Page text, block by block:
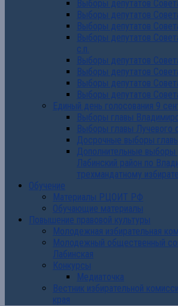
Выборы депутатов
Выборы депутатов
Выборы депутатов
Выборы депутатов
с.п.
Выборы депутатов
Выборы депутатов
Выборы депутатов
Выборы депутатов
Единый день голосования 9
Выборы главы
Выборы главы Лучевого
Досрочные выборы
Дополнительные
Лабинский район по
трехмандатному
Обучение
Материалы РЦОИТ РФ
Обучающие материалы
Повышение правовой культуры
Молодежная избирательная
Молодежный общественный
Лабинская
Конкурсы
Медиаточка
Вестник избирательной
края